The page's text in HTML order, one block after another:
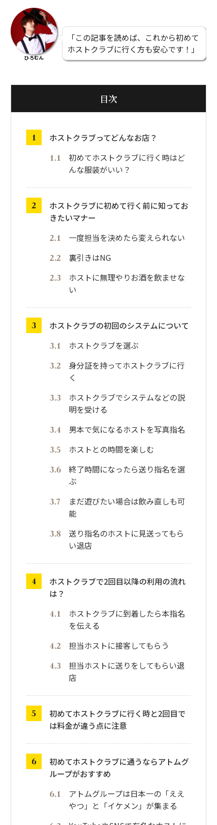
ひろむん
「この記事を読めば、これから初めて
ホストクラブに行く方も安心です！」
目次
ホストクラブってどんなお店？
初めてホストクラブに行く時はど
んな服装がいい？
ホストクラブに初めて行く前に知ってお
きたいマナー
一度担当を決めたら変えられない
裏引きはNG
ホストに無理やりお酒を飲ませな
い
ホストクラブの初回のシステムについて
ホストクラブを選ぶ
身分証を持ってホストクラブに行
く
ホストクラブでシステムなどの説
明を受ける
男本で気になるホストを写真指名
ホストとの時間を楽しむ
終了時間になったら送り指名を選
ぶ
まだ遊びたい場合は飲み直しも可
能
送り指名のホストに見送ってもら
い退店
ホストクラブで2回目以降の利用の流れ
は？
ホストクラブに到着したら本指名
を伝える
担当ホストに接客してもらう
担当ホストに送りをしてもらい退
店
初めてホストクラブに行く時と2回目で
は料金が違う点に注意
初めてホストクラブに通うならアトムグ
ループがおすすめ
アトムグループは日本一の「ええ
やつ」と「イケメン」が集まる